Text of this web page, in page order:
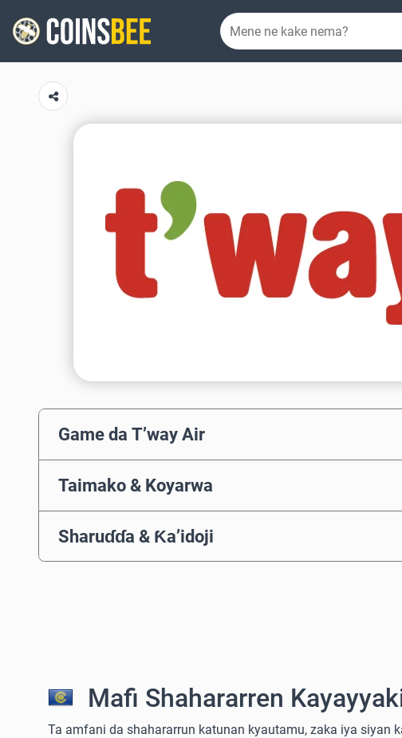
Game da T’way Air
Taimako & Koyarwa
Sharuɗɗa & Ƙa’idoji
Mafi Shahararren
Ta amfani da shahararrun katunan kyautamu, zaka iya siyan